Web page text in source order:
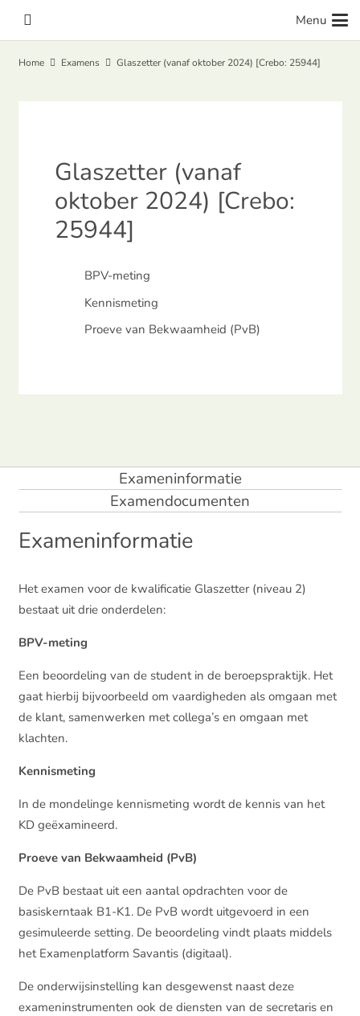
Menu
Home Examens Glaszetter (vanaf oktober 2024) [Crebo: 25944]
Glaszetter (vanaf
oktober 2024) [Crebo:
25944]
BPV-meting
Kennismeting
Proeve van Bekwaamheid (PvB)
Exameninformatie
Examendocumenten
Exameninformatie
Het examen voor de kwalificatie Glaszetter (niveau 2)
bestaat uit drie onderdelen:
BPV-meting
Een beoordeling van de student in de beroepspraktijk. Het
gaat hierbij bijvoorbeeld om vaardigheden als omgaan met
de klant, samenwerken met collega’s en omgaan met
klachten.
Kennismeting
In de mondelinge kennismeting wordt de kennis van het
KD geëxamineerd.
Proeve van Bekwaamheid (PvB)
De PvB bestaat uit een aantal opdrachten voor de
basiskerntaak B1-K1. De PvB wordt uitgevoerd in een
gesimuleerde setting. De beoordeling vindt plaats middels
het Examenplatform Savantis (digitaal).
De onderwijsinstelling kan desgewenst naast deze
exameninstrumenten ook de diensten van de secretaris en